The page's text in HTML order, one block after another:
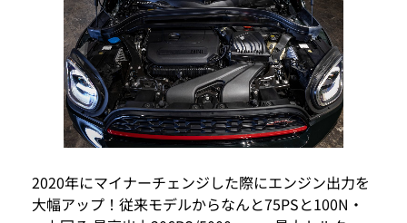
2020年にマイナーチェンジした際にエンジン出力を
大幅アップ！従来モデルからなんと75PSと100N・